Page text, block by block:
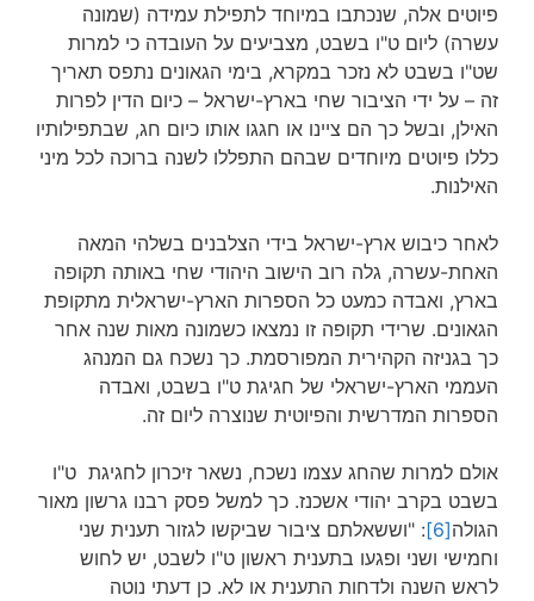
פיוטים אלה, שנכתבו במיוחד לתפילת עמידה (שמונה
עשרה) ליום ט"ו בשבט, מצביעים על העובדה כי למרות
שט"ו בשבט לא נזכר במקרא, בימי הגאונים נתפס תאריך
זה – על ידי הציבור שחי בארץ-ישראל – כיום הדין לפרות
האילן, ובשל כך הם ציינו או חגגו אותו כיום חג, שבתפילותיו
כללו פיוטים מיוחדים שבהם התפללו לשנה ברוכה לכל מיני
האילנות.
לאחר כיבוש ארץ-ישראל בידי הצלבנים בשלהי המאה
האחת-עשרה, גלה רוב הישוב היהודי שחי באותה תקופה
בארץ, ואבדה כמעט כל הספרות הארץ-ישראלית מתקופת
הגאונים. שרידי תקופה זו נמצאו כשמונה מאות שנה אחר
כך בגניזה הקהירית המפורסמת. כך נשכח גם המנהג
העממי הארץ-ישראלי של חגיגת ט"ו בשבט, ואבדה
הספרות המדרשית והפיוטית שנוצרה ליום זה.
אולם למרות שהחג עצמו נשכח, נשאר זיכרון לחגיגת ט"ו
בשבט בקרב יהודי אשכנז. כך למשל פסק רבנו גרשון מאור
הגולה[6]
: "וששאלתם ציבור שביקשו לגזור תענית שני
וחמישי ושני ופגעו בתענית ראשון ט"ו לשבט, יש לחוש
לראש השנה ולדחות התענית או לא. כן דעתי נוטה